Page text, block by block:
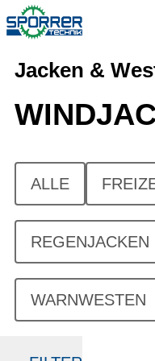
Jacken &
ALLE
REGENJACKEN
WARNWESTEN